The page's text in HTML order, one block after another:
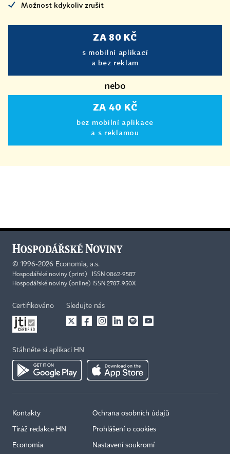
Možnost kdykoliv zrušit
ZA 80 KČ
s mobilní aplikací
a bez reklam
nebo
ZA 40 KČ
bez mobilní aplikace
a s reklamou
© 1996-2026 Economia, a.s.
Hospodářské noviny (print) ISSN 0862-9587
Hospodářské noviny (online) ISSN 2787-950X
Certifikováno Sledujte nás
Stáhněte si aplikaci HN
Kontakty
Tiráž redakce HN
Economia
Ochrana osobních údajů
Prohlášení o cookies
Nastavení soukromí